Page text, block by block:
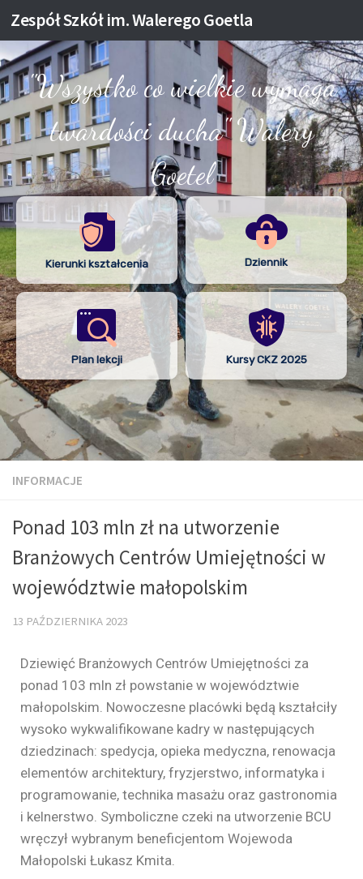
Skip to content
Zespół Szkół im. Walerego Goetla
"Wszystko co wielkie wymaga
twardości ducha" Walery
Goetel
Kierunki kształcenia Dziennik
Plan lekcji Kursy CKZ 2025
INFORMACJE
Ponad 103 mln zł na utworzenie
Branżowych Centrów Umiejętności w
województwie małopolskim
13 PAŹDZIERNIKA 2023
Dziewięć Branżowych Centrów Umiejętności za
ponad 103 mln zł powstanie w województwie
małopolskim. Nowoczesne placówki będą kształciły
wysoko wykwalifikowane kadry w następujących
dziedzinach: spedycja, opieka medyczna, renowacja
elementów architektury, fryzjerstwo, informatyka i
programowanie, technika masażu oraz gastronomia
i kelnerstwo. Symboliczne czeki na utworzenie BCU
wręczył wybranym beneficjentom Wojewoda
Małopolski Łukasz Kmita.